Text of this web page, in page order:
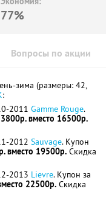
77%
Вопросы по акции
зима (размеры: 42,
:
2011 Gamme Rouge.
3800р. вместо 16500р.
2012 Sauvage. Купон
вместо 19500р. Скидка
2013 Lievre. Купон за
22500р. Скидка